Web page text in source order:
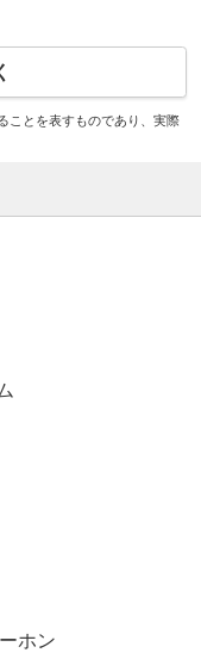
ことを表すものであり、実際
ホン